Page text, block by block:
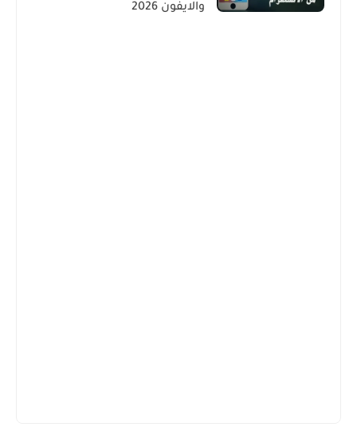
والايفون 2026